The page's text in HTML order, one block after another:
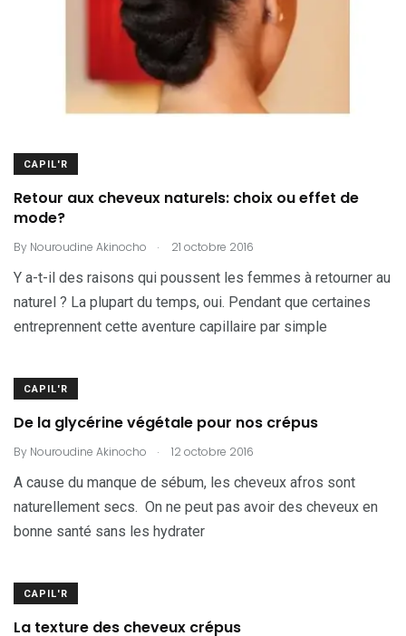
CAPIL'R
Retour aux cheveux naturels: choix ou effet de
mode?
By Nouroudine Akinocho . 21 octobre 2016
Y a-t-il des raisons qui poussent les femmes à retourner au
naturel ? La plupart du temps, oui. Pendant que certaines
entreprennent cette aventure capillaire par simple
CAPIL'R
De la glycérine végétale pour nos crépus
By Nouroudine Akinocho . 12 octobre 2016
A cause du manque de sébum, les cheveux afros sont
naturellement secs. On ne peut pas avoir des cheveux en
bonne santé sans les hydrater
CAPIL'R
La texture des cheveux crépus